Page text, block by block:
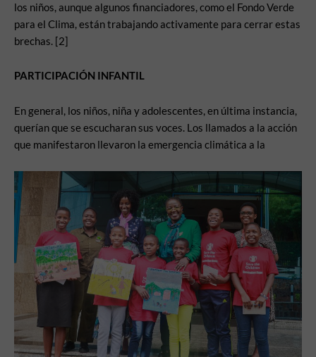
los niños, aunque algunos financiadores, como el Fondo Verde
para el Clima, están trabajando activamente para cerrar estas
brechas. [2]
PARTICIPACIÓN INFANTIL
En general, los niños, niña y adolescentes, en última instancia,
querían que se escucharan sus voces. Los llamados a la acción
que manifestaron llevaron la emergencia climática a la